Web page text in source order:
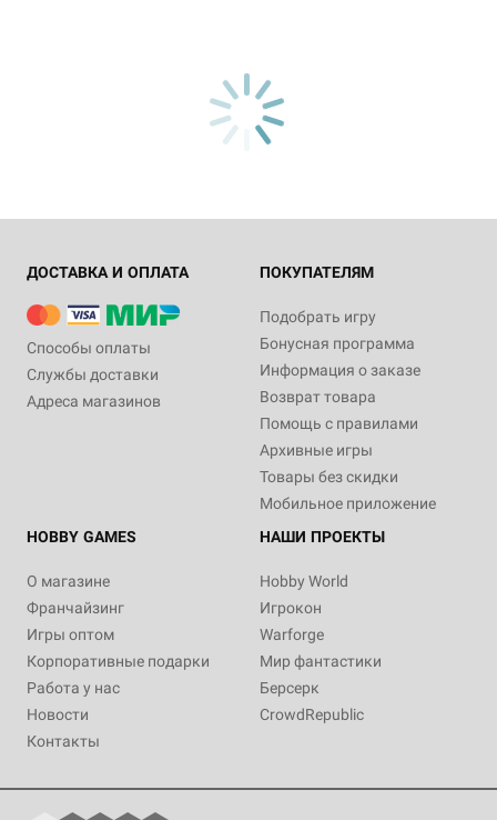
ДОСТАВКА И ОПЛАТА
Способы оплаты
Службы доставки
Адреса магазинов
ПОКУПАТЕЛЯМ
Подобрать игру
Бонусная программа
Информация о заказе
Возврат товара
Помощь с правилами
Архивные игры
Товары без скидки
Мобильное приложение
HOBBY GAMES
О магазине
Франчайзинг
Игры оптом
Корпоративные подарки
Работа у нас
Новости
Контакты
НАШИ ПРОЕКТЫ
Hobby World
Игрокон
Warforge
Мир фантастики
Берсерк
CrowdRepublic